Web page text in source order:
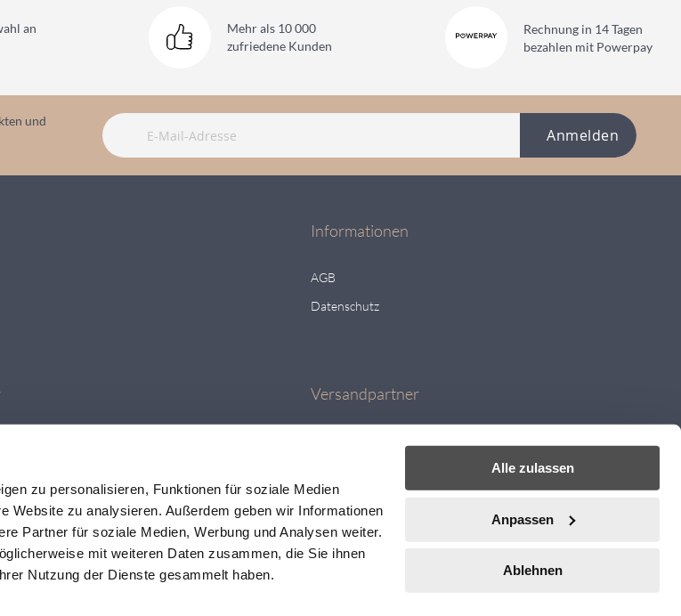
zu personalisieren, Funktionen für soziale Medien
Website zu analysieren. Außerdem geben wir Informationen
Partner für soziale Medien, Werbung und Analysen weiter.
mit weiteren Daten zusammen, die Sie ihnen
Nutzung der Dienste gesammelt haben.
Alle zulassen
Anpassen
Ablehnen
an
Mehr als 10 000
zufriedene Kunden
Rechnung in 14 Tagen
bezahlen mit Powerpay
und
Anmelden
Informationen
AGB
Datenschutz
Versandpartner
Viele weitere Artikel finden Sie auf